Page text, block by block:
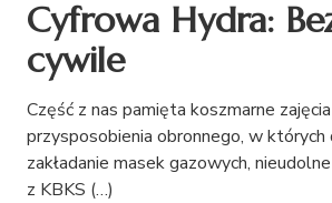
Cyfrowa Hydra:
cywile
Część z nas pamięta koszmarne
przysposobienia obronnego, w których
zakładanie masek gazowych,
z KBKS (…)